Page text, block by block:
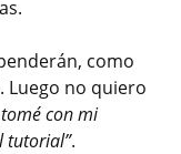
como
Luego no quiero
con mi
tutorial”.